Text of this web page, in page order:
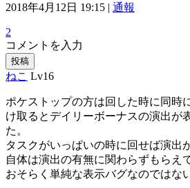
2018年4月12日 19:15 | 通報
2
コメントを入力
投稿
ねこ Lv16
ポケストップの方は回した時に同時
け取るとデイリーボーナスの演出が
た。
タスクがいっぱいの時に回せば演出
自体は演出の有無に関わらずもらえ
おそらく単純な表示バグなのではな